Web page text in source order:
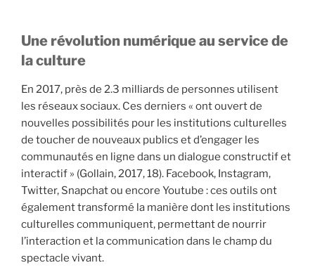
Une révolution numérique au service de
la culture
En 2017, près de 2.3 milliards de personnes utilisent
les réseaux sociaux. Ces derniers « ont ouvert de
nouvelles possibilités pour les institutions culturelles
de toucher de nouveaux publics et d’engager les
communautés en ligne dans un dialogue constructif et
interactif » (Gollain, 2017, 18). Facebook, Instagram,
Twitter, Snapchat ou encore Youtube : ces outils ont
également transformé la manière dont les institutions
culturelles communiquent, permettant de nourrir
l’interaction et la communication dans le champ du
spectacle vivant.